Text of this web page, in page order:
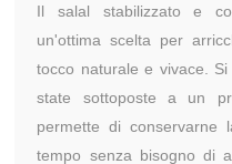
Il salal stabilizzato e
un'ottima scelta per
tocco naturale e vivace.
state sottoposte a un
permette di conservarne
tempo senza bisogno di